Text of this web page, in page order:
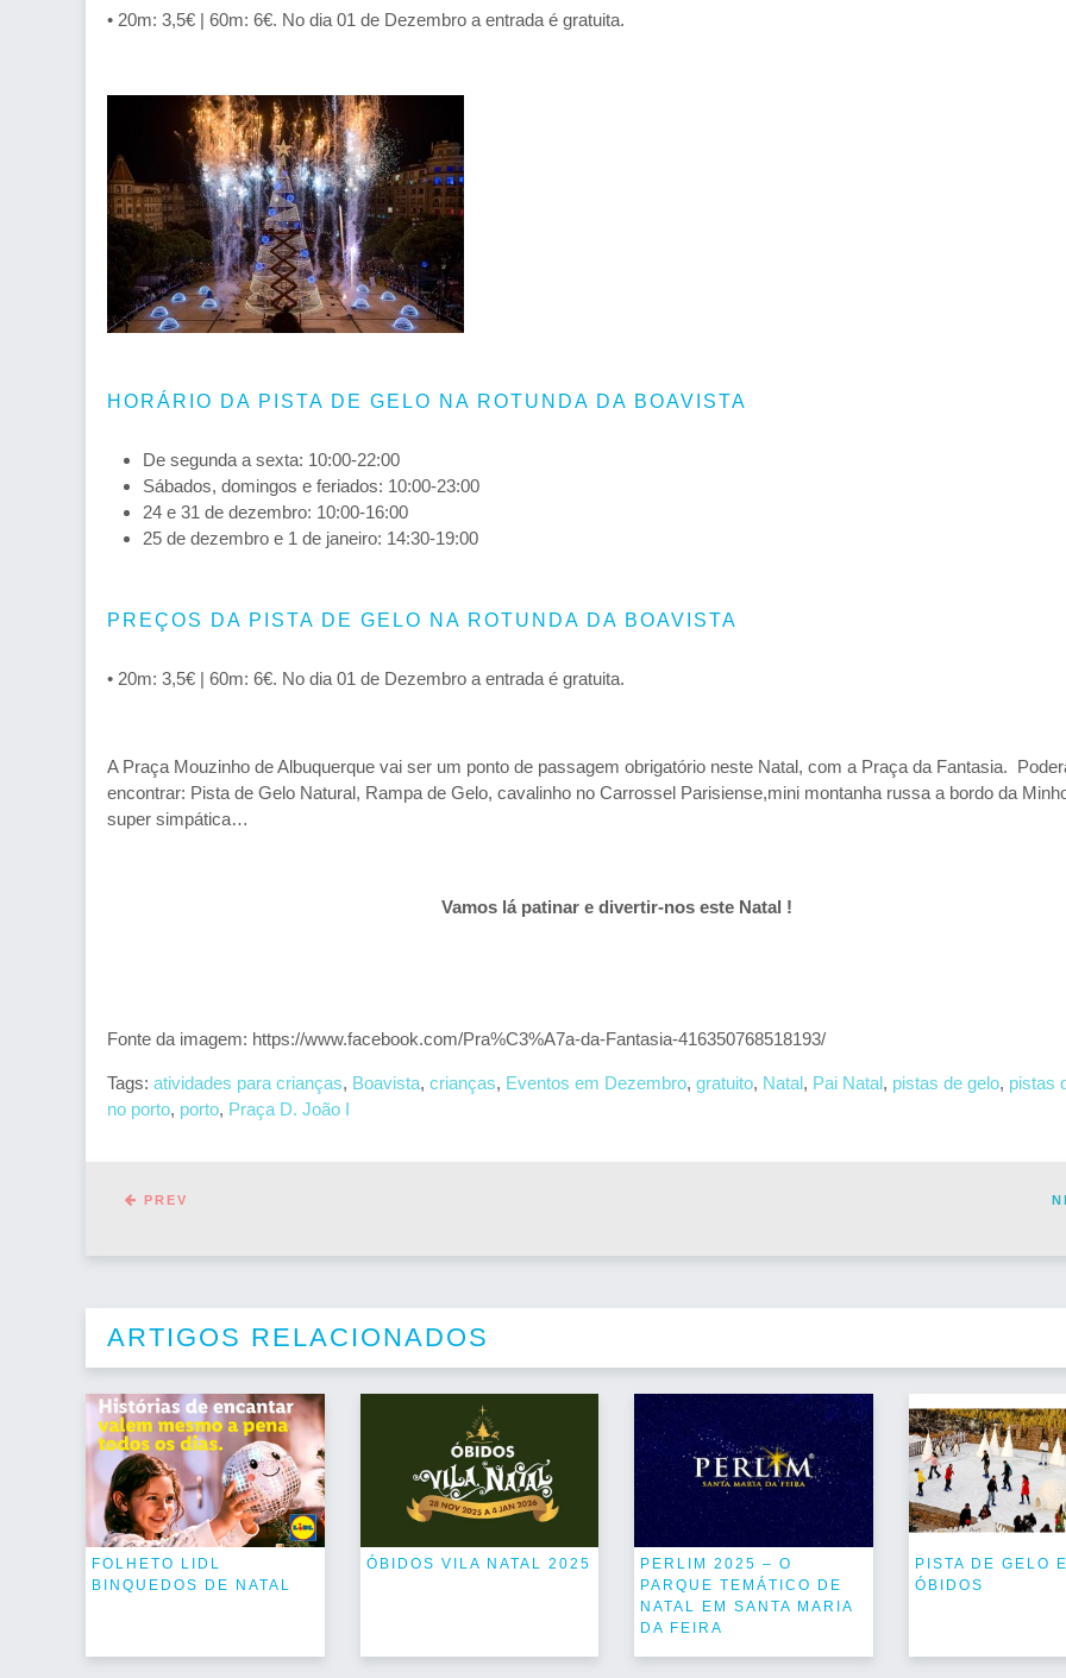
• 20m: 3,5€ | 60m: 6€. No dia 01 de Dezembro a entrada é gratuita.
HORÁRIO DA PISTA DE GELO NA ROTUNDA DA BOAVISTA
De segunda a sexta: 10:00-22:00
Sábados, domingos e feriados: 10:00-23:00
24 e 31 de dezembro: 10:00-16:00
25 de dezembro e 1 de janeiro: 14:30-19:00
PREÇOS DA PISTA DE GELO NA ROTUNDA DA BOAVISTA
• 20m: 3,5€ | 60m: 6€. No dia 01 de Dezembro a entrada é gratuita.
A Praça Mouzinho de Albuquerque vai ser um ponto de passagem obrigatório neste Natal, com a Praça da Fantasia.
encontrar: Pista de Gelo Natural, Rampa de Gelo, cavalinho no Carrossel Parisiense,mini montanha russa a bordo da
super simpática…
Vamos lá patinar e divertir-nos este Natal !
Fonte da imagem: https://www.facebook.com/Pra%C3%A7a-da-Fantasia-416350768518193/
Tags: atividades para crianças, Boavista, crianças, Eventos em Dezembro, gratuito, Natal, Pai Natal, pistas de gelo, pistas
no porto, porto, Praça D. João I
PREV
ARTIGOS RELACIONADOS
FOLHETO LIDL
BINQUEDOS DE NATAL
ÓBIDOS VILA NATAL 2025
PERLIM 2025 – O
PARQUE TEMÁTICO DE
NATAL EM SANTA MARIA
DA FEIRA
PISTA DE GELO
ÓBIDOS